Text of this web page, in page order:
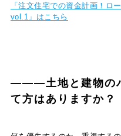
「注文住宅での資金計画！
vol.1」はこちら
―――土地と建物の
て方はありますか？